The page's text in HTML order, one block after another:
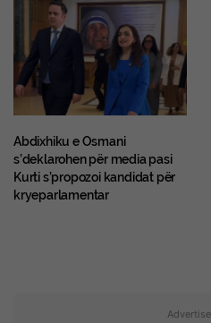
Abdixhiku e Osmani
s’deklarohen për media pasi
Kurti s’propozoi kandidat për
kryeparlamentar